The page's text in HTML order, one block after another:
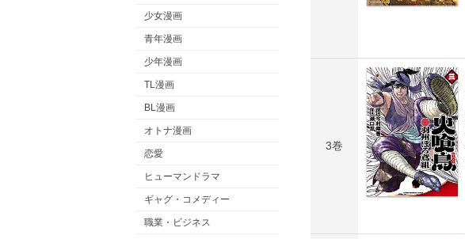
少女漫画
青年漫画
少年漫画
TL漫画
BL漫画
オトナ漫画
恋愛
ヒューマンドラマ
ギャグ・コメディー
職業・ビジネス
3巻